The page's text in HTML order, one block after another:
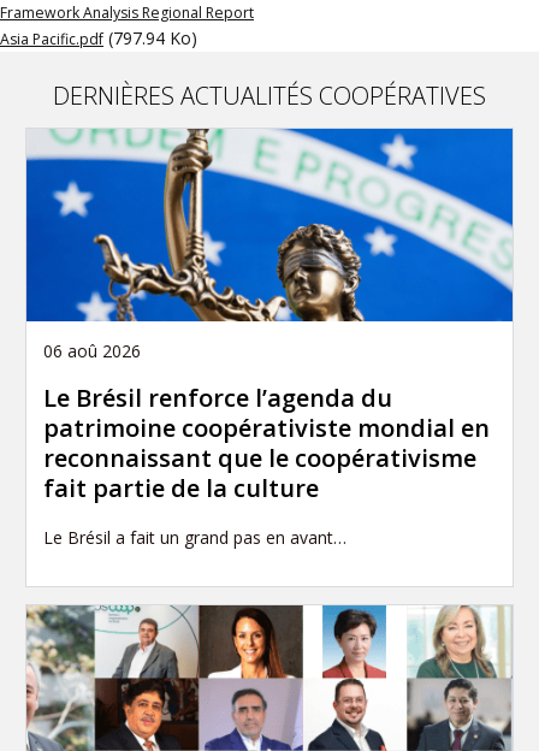
Framework Analysis Regional Report
Asia Pacific.pdf (797.94 Ko)
DERNIÈRES ACTUALITÉS COOPÉRATIVES
06 aoû 2026
Le Brésil renforce l’agenda du
patrimoine coopérativiste mondial en
reconnaissant que le coopérativisme
fait partie de la culture
Le Brésil a fait un grand pas en avant…